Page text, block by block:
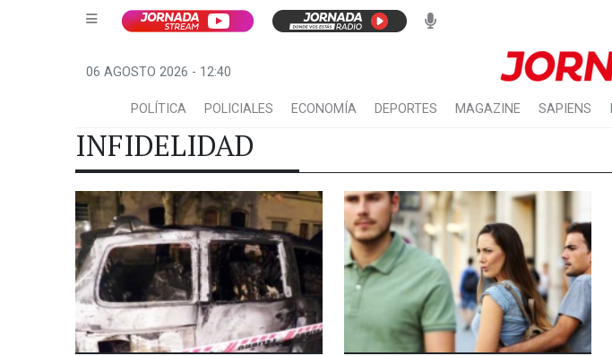
06 AGOSTO 2026 - 12:40
POLÍTICA POLICIALES ECONOMÍA DEPORTES MAGAZINE SAPIENS
INFIDELIDAD